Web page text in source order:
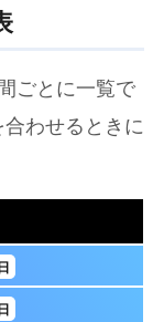
ごとに一覧で
わせるときに